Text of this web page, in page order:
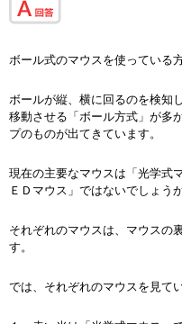
ボール式のマウスを使っている
ボールが縦、横に回るのを検知
移動させる「ボール方式」が多
プのものが出てきています。
現在の主要なマウスは「光学式
ＥＤマウス」ではないでしょうか
それぞれのマウスは、マウスの
す。
では、それぞれのマウスを見て